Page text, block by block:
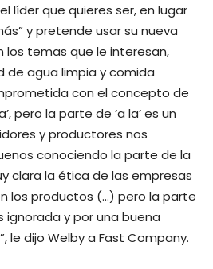
líder que quieres ser, en lugar
y pretende usar su nueva
los temas que le interesan,
de agua limpia y comida
con el concepto de
pero la parte de ‘a la’ es un
y productores nos
conociendo la parte de la
clara la ética de las empresas
los productos (…) pero la parte
ignorada y por una buena
le dijo Welby a Fast Company.